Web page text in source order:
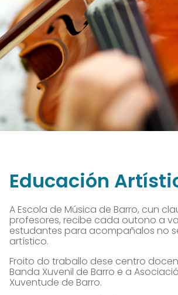
Educación
A Escola de Música de Barro, cun
profesores, recibe cada outono a
estudantes para acompañalos no
artístico.
Froito do traballo dese centro
Banda Xuvenil de Barro e a
Xuventude de Barro.